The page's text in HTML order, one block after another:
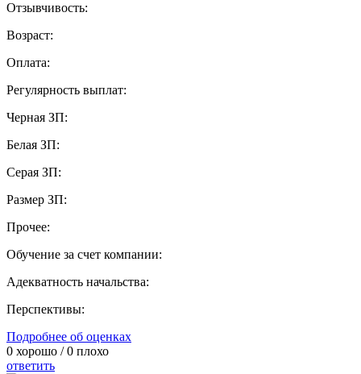
Отзывчивость:
Возраст:
Оплата:
Регулярность выплат:
Черная ЗП:
Белая ЗП:
Серая ЗП:
Размер ЗП:
Прочее:
Обучение за счет компании:
Адекватность начальства:
Перспективы:
Подробнее об оценках
0 хорошо /0 плохо
ответить